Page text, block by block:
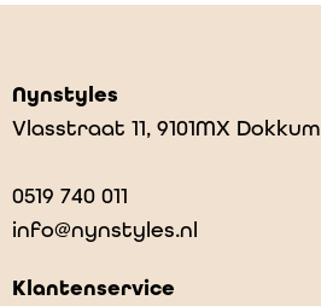
Nynstyles
Vlasstraat 11, 9101MX Dokkum
0519 740 011
info@nynstyles.nl
Klantenservice